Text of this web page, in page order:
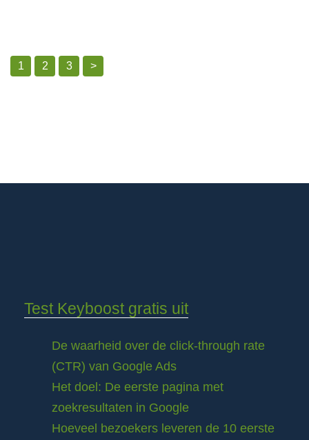
1 2 3 >
Test Keyboost gratis uit
De waarheid over de click-through rate
(CTR) van Google Ads
Het doel: De eerste pagina met
zoekresultaten in Google
Hoeveel bezoekers leveren de 10 eerste